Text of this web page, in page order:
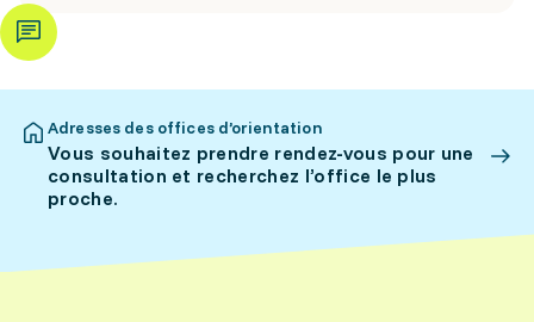
Adresses des offices d’orientation
Vous souhaitez prendre rendez-vous pour une
consultation et recherchez l’office le plus
proche.